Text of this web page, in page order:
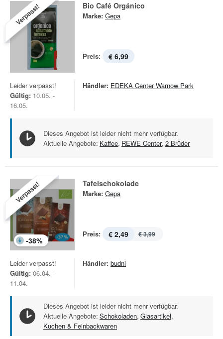
Verpasst! Bio Café Orgánico
Marke: Gepa
Preis: € 6,99
Leider verpasst!
Gültig: 10.05. -
16.05.
Händler: EDEKA Center Warnow Park
Dieses Angebot ist leider nicht mehr verfügbar.
Aktuelle Angebote: Kaffee, REWE Center, 2 Brüder
Verpasst!
-38%
Tafelschokolade
Marke: Gepa
Preis: € 2,49 € 3,99
Leider verpasst!
Gültig: 06.04. -
11.04.
Händler: budni
Dieses Angebot ist leider nicht mehr verfügbar.
Aktuelle Angebote: Schokoladen, Glasartikel,
Kuchen & Feinbackwaren